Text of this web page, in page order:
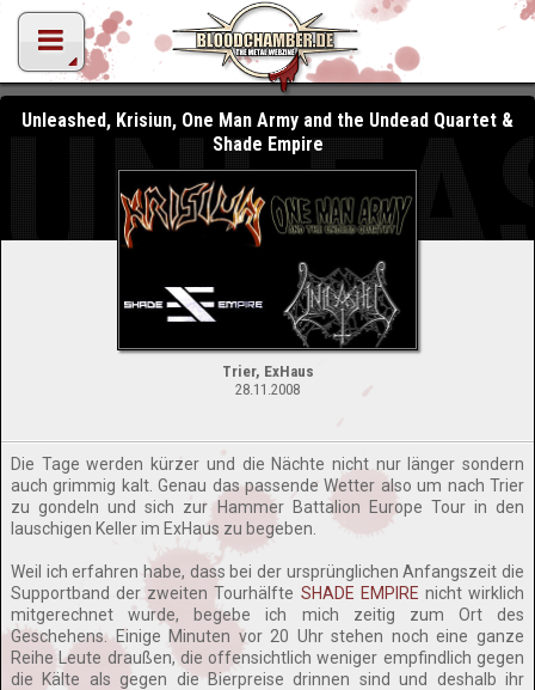
Unleashed, Krisiun, One Man Army and the Undead Quartet &
Shade Empire
Trier, ExHaus
28.11.2008
Die Tage werden kürzer und die Nächte nicht nur länger sondern
auch grimmig kalt. Genau das passende Wetter also um nach Trier
zu gondeln und sich zur Hammer Battalion Europe Tour in den
lauschigen Keller im ExHaus zu begeben.
Weil ich erfahren habe, dass bei der ursprünglichen Anfangszeit die
Supportband der zweiten Tourhälfte SHADE EMPIRE nicht wirklich
mitgerechnet wurde, begebe ich mich zeitig zum Ort des
Geschehens. Einige Minuten vor 20 Uhr stehen noch eine ganze
Reihe Leute draußen, die offensichtlich weniger empfindlich gegen
die Kälte als gegen die Bierpreise drinnen sind und deshalb ihr